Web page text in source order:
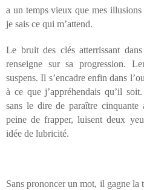
a un temps vieux que mes illusions
je sais ce qui m’attend.
Le bruit des clés atterrissant
renseigne sur sa progression.
suspens. Il s’encadre enfin dans
à ce que j’appréhendais qu’il
sans le dire de paraître cinquante
peine de frapper, luisent deux
idée de lubricité.
Sans prononcer un mot, il gagne la